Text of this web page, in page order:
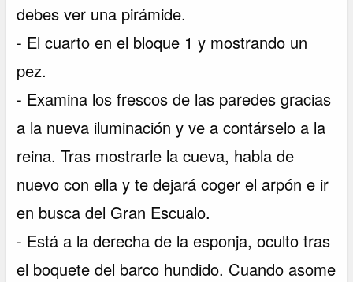
debes ver una pirámide.
- El cuarto en el bloque 1 y mostrando un
pez.
- Examina los frescos de las paredes gracias
a la nueva iluminación y ve a contárselo a la
reina. Tras mostrarle la cueva, habla de
nuevo con ella y te dejará coger el arpón e ir
en busca del Gran Escualo.
- Está a la derecha de la esponja, oculto tras
el boquete del barco hundido. Cuando asome